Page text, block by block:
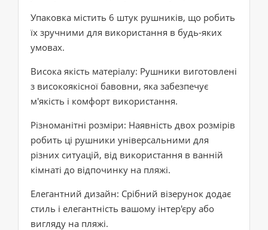
Упаковка містить 6 штук рушників, що робить
їх зручними для використання в будь-яких
умовах.
Висока якість матеріалу: Рушники виготовлені
з високоякісної бавовни, яка забезпечує
м'якість і комфорт використання.
Різноманітні розміри: Наявність двох розмірів
робить ці рушники універсальними для
різних ситуацій, від використання в ванній
кімнаті до відпочинку на пляжі.
Елегантний дизайн: Срібний візерунок додає
стиль і елегантність вашому інтер'єру або
вигляду на пляжі.